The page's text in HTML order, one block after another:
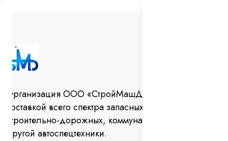
Организация ООО «СтройМашДеталь» занимается
поставкой всего спектра запасных частей для
строительно-дорожных, коммунальных машин и
другой автоспецтехники.